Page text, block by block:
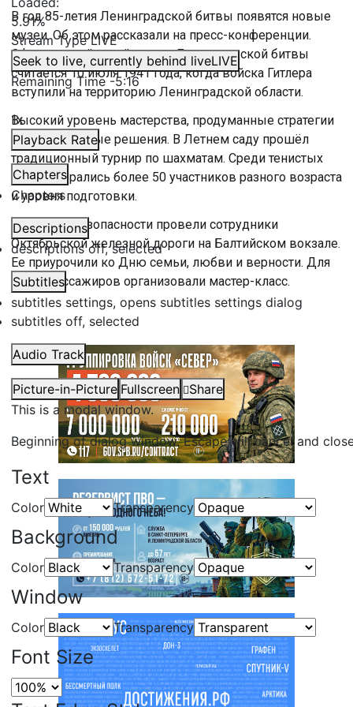
5.91%
Stream TypeLIVE
Seek to live, currently behind liveLIVE
Remaining Time-5:16
1x
Playback Rate
Chapters
Chapters
Descriptions
descriptions off, selected
Subtitles
subtitles settings, opens subtitles settings dialog
subtitles off, selected
Audio Track
Picture-in-Picture Fullscreen
Share
This is a modal window.
Beginning of dialog window. Escape will cancel and
Text
Color Transparency
Background
Color Transparency
Window
Color Transparency
Font Size
В год 85-летия Ленинградской битвы появятся новые
музеи. Об этом рассказали на пресс-конференции.
Официальной датой начала Ленинградской битвы
считается 10 июля 1941 года, когда войска Гитлера
вступили на территорию Ленинградской области.
Высокий уровень мастерства, продуманные стратегии
и нестандартные решения. В Летнем саду прошёл
традиционный турнир по шахматам. Среди тенистых
аллей собрались более 50 участников разного возраста
и уровня подготовки.
Акцию по безопасности провели сотрудники
Октябрьской железной дороги на Балтийском вокзале.
Ее приурочили ко Дню семьи, любви и верности. Для
юных пассажиров организовали мастер-класс.